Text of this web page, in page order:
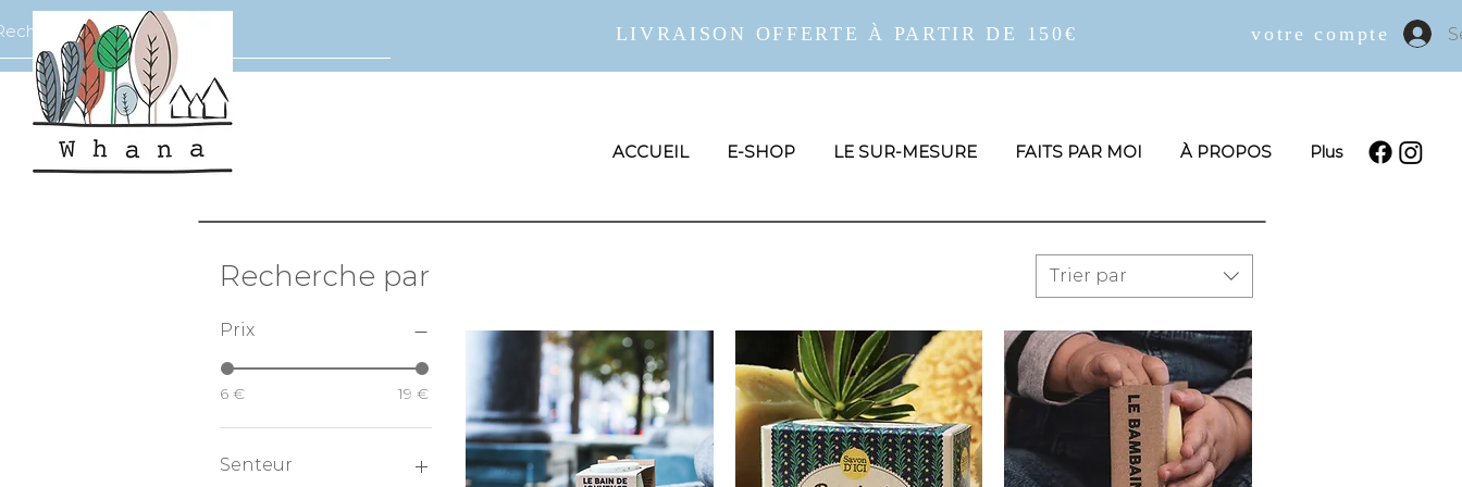
LIVRAISON OFFERTE À PARTIR DE 150€ votre compte
ACCUEIL E-SHOP LE SUR-MESURE FAITS PAR MOI À PROPOS Plus
Recherche par
Prix
6 € 19 €
Senteur
Trier par